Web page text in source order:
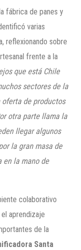
fábrica de panes y
varias
reflexionando sobre
frente a la
que está Chile
sectores de la
de productos
otra parte llama la
llegar algunos
la gran masa de
en la mano de
colaborativo
aprendizaje
de la
Santa